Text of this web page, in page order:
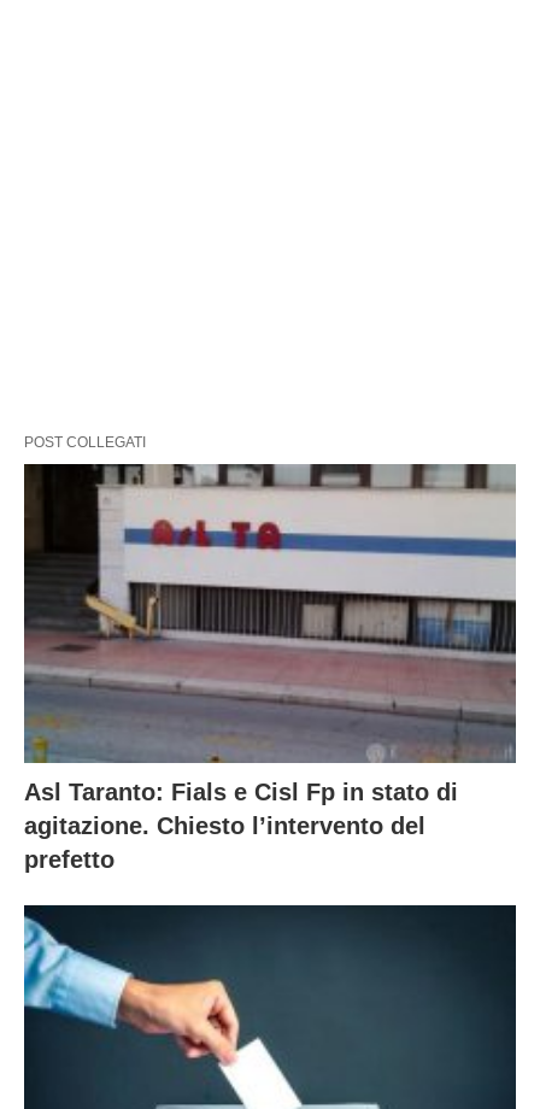
POST COLLEGATI
Asl Taranto: Fials e Cisl Fp in stato di
agitazione. Chiesto l’intervento del
prefetto